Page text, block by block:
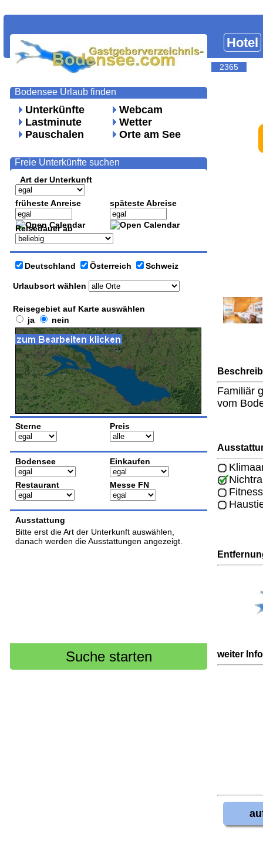
Unterkünfte
Lastminute
Pauschalen
Webcam
Wetter
Orte am See
Bodensee Urlaub finden
Art der Unterkunft
früheste Anreise späteste Abreise
Reisedauer ab
Urlaubsort wählen
Deutschland Österreich Schweiz
Reisegebiet auf Karte auswählen
ja
nein
Sterne Preis
Bodensee Einkaufen
Restaurant Messe FN
Ausstattung
Bitte erst die Art der Unterkunft auswählen,
danach werden die Ausstattungen angezeigt.
Freie Unterkünfte suchen
Hotel
2365
Familiär
vom
Fitness
weiter